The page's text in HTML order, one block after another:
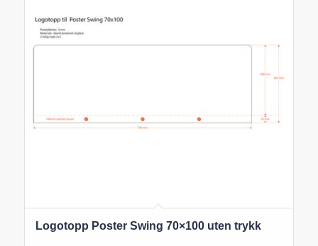
Logotopp Poster Swing 70×100 uten trykk